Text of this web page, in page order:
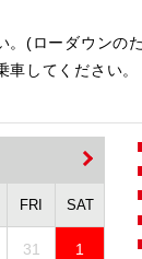
(ローダウンの
してください。
FRI SAT
31 1